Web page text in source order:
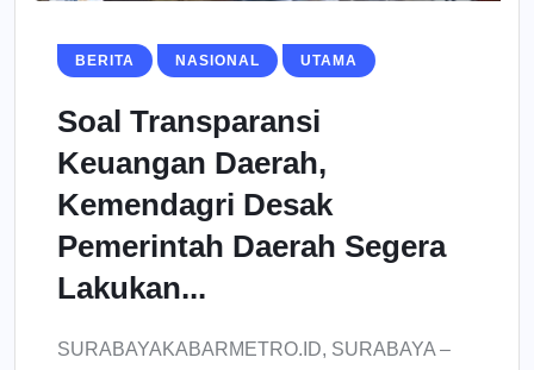
BERITA NASIONAL UTAMA
Soal Transparansi
Keuangan Daerah,
Kemendagri Desak
Pemerintah Daerah Segera
Lakukan...
SURABAYAKABARMETRO.ID, SURABAYA –